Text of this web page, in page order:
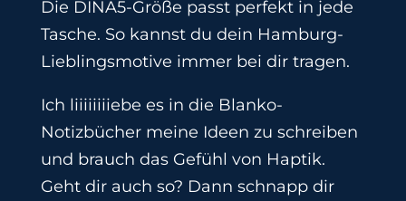
Die DINA5-Größe passt perfekt in jede
Tasche. So kannst du dein Hamburg-
Lieblingsmotive immer bei dir tragen.
Ich liiiiiiiiebe es in die Blanko-
Notizbücher meine Ideen zu schreiben
und brauch das Gefühl von Haptik.
Geht dir auch so? Dann schnapp dir